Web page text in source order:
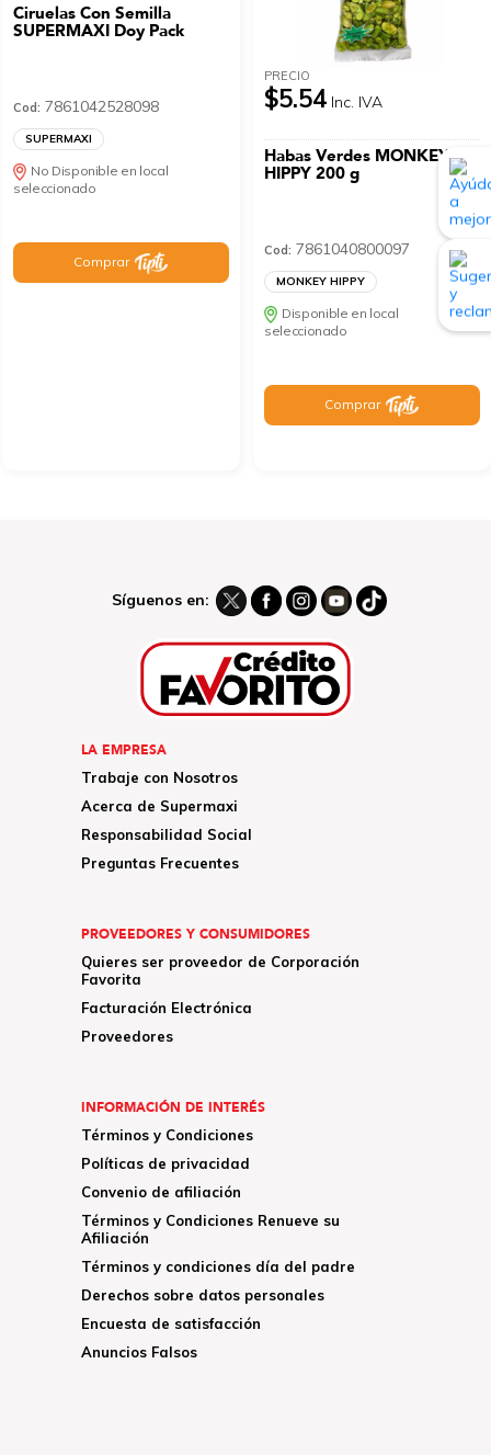
Ciruelas Con Semilla
SUPERMAXI Doy Pack
Cod: 7861042528098
SUPERMAXI
No Disponible en local
seleccionado
Comprar
PRECIO
$5.54 Inc. IVA
Habas Verdes MONKEY
HIPPY 200 g
Cod: 7861040800097
MONKEY HIPPY
Disponible en local
seleccionado
Comprar
Síguenos en:
LA EMPRESA
Trabaje con Nosotros
Acerca de Supermaxi
Responsabilidad Social
Preguntas Frecuentes
PROVEEDORES Y CONSUMIDORES
Quieres ser proveedor de Corporación
Favorita
Facturación Electrónica
Proveedores
INFORMACIÓN DE INTERÉS
Términos y Condiciones
Políticas de privacidad
Convenio de afiliación
Términos y Condiciones Renueve su
Afiliación
Términos y condiciones día del padre
Derechos sobre datos personales
Encuesta de satisfacción
Anuncios Falsos